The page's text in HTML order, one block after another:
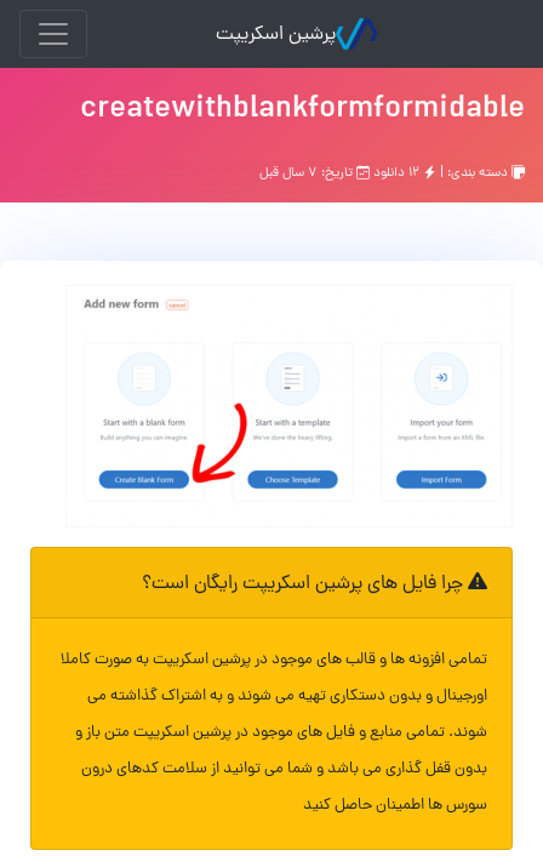
پرشین اسکریپت
createwithblankformformidable
دسته بندی: | تاریخ: ۷ سال قبل
چرا فایل های پرشین اسکریپت رایگان است؟
تمامی افزونه ها و قالب های موجود در پرشین اسکریپت به صورت کاملا
اورجینال و بدون دستکاری تهیه می شوند و به اشتراک گذاشته می
شوند. تمامی منابع و فایل های موجود در پرشین اسکریپت متن باز و
بدون قفل گذاری می باشد و شما می توانید از سلامت کدهای درون
سورس ها اطمینان حاصل کنید